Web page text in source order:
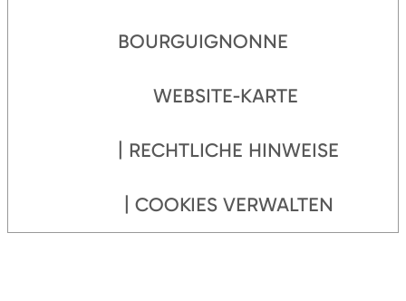
BOURGUIGNONNE
WEBSITE-KARTE
RECHTLICHE HINWEISE
COOKIES VERWALTEN